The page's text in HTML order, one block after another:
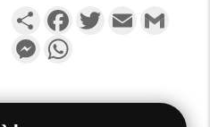
PartagerFacebookTwitterEmail
Messenger